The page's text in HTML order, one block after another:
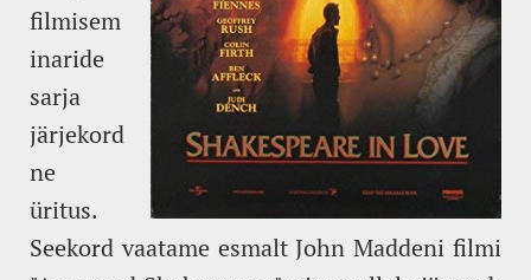
filmisem
inaride
sarja
järjekord
ne
üritus.
Seekord vaatame esmalt John Maddeni filmi